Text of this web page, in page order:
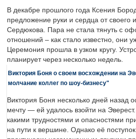
В декабре прошлого года Ксения
предложение руки и сердца от своего
Сердюкова. Пара не стала тянуть с
отношений – как стало известно, они
Церемония прошла в узком кругу.
планирует через несколько недель.
Виктория Боня о своем восхождении на
молчание коллег по шоу-бизнесу"
Виктория Боня несколько дней назад
мечту — ей удалось взойти на
какими трудностями и опасностями
на пути к вершине. Однако её поступок